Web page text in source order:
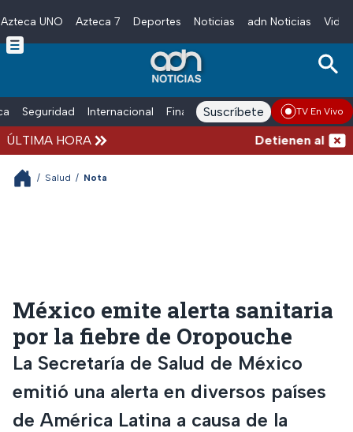
Skip to main content
Azteca UNO Azteca 7 Deportes Noticias adn Noticias
Seguridad Internacional Finanzas adn Noticias Radio
Suscríbete TV En Vivo
ÚLTIMA HORA Detienen al
/ Salud / Nota
México emite alerta sanitaria
por la fiebre de Oropouche
La Secretaría de Salud de México
emitió una alerta en diversos países
de América Latina a causa de la